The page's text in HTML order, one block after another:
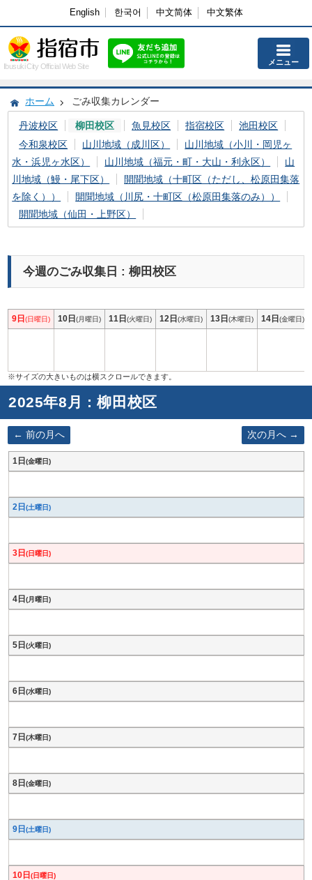
English 한국어 中文简体 中文繁体
Ibusuki City Official Web Site メニュー
ホーム ごみ収集カレンダー
丹波校区 柳田校区 魚見校区 指宿校区
池田校区
今和泉校区
山川地域（成川区）
山川地域（小川・岡児ヶ
水・浜児ヶ水区）
山川地域（福元・町・大山・利永区）
山
川地域（鰻・尾下区）
開聞地域（十町区（ただし、松原田集落
を除く））
開聞地域（川尻・十町区（松原田集落のみ））
開聞地域（仙田・上野区）
今週のごみ収集日 : 柳田校区
9日(日曜日) 10日(月曜日) 11日(火曜日) 12日(水曜日) 13日(木曜日) 14日(金曜日)
2025年8月 : 柳田校区
前の月へ 次の月へ
1日 (金曜日)
2日 (土曜日)
3日 (日曜日)
4日 (月曜日)
5日 (火曜日)
6日 (水曜日)
7日 (木曜日)
8日 (金曜日)
9日 (土曜日)
10日 (日曜日)